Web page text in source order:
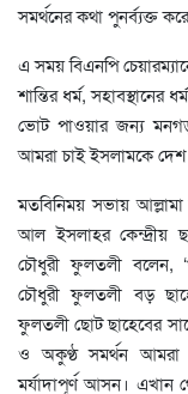
সমর্থনের কথা পুনর্ব্যক্ত
এ সময় বিএনপি
শান্তির ধর্ম,
ভোট পাওয়ার জন্য
আমরা চাই ইসলামকে দেশ
মতবিনিময় সভায়
আল ইসলাহর কেন্দ্রীয়
চৌধুরী ফুলতলী বলেন,
চৌধুরী ফুলতলী বড়
ফুলতলী ছোট ছাহেবের
ও অকুণ্ঠ সমর্থন আমরা
মর্যাদাপূর্ণ আসন। এখান